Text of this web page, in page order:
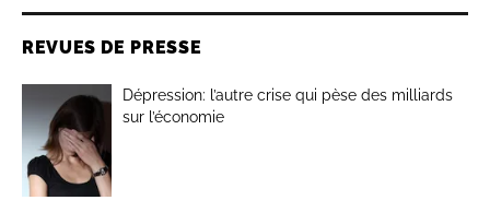
REVUES DE PRESSE
Dépression: l’autre crise qui pèse des milliards
sur l’économie